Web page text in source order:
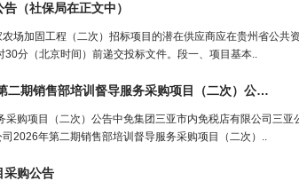
告（社保局在正文中）
场加固工程（二次）招标项目的潜在供应商应在贵州省公共
分（北京时间）前递交投标文件。段一、项目基本..
中免集团三亚市内免税店有限公司三亚公司2026年第二期销售部培训督导服务采购项目（二次）公告（
购项目（二次）公告中免集团三亚市内免税店有限公司三亚
2026年第二期销售部培训督导服务采购项目（二次）..
采购公告